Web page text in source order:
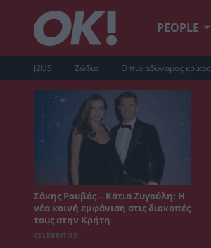
PEOPLE
J2US Ζώδια Ο πιο αδύναμος κρίκος
Σάκης Ρουβάς – Κάτια Ζυγούλη: Η
νέα κοινή εμφάνιση στις διακοπές
τους στην Κρήτη
CELEBRITIES